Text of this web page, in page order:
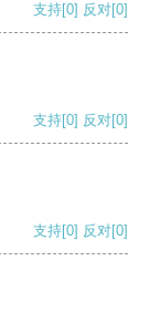
支持[0] 反对[0]
支持[0] 反对[0]
支持[0] 反对[0]